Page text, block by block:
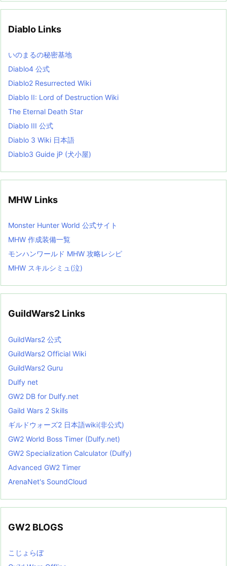
e
i
s
t
Diablo Links
いのまるの秘密基地
Diablo4 公式
Diablo2 Resurrected Wiki
Diablo II: Lord of Destruction Wiki
The Eternal Death Star
Diablo III 公式
Diablo 3 Wiki 日本語
Diablo3 Guide jP (犬小屋)
MHW Links
Monster Hunter World 公式サイト
MHW 作成装備一覧
モンハンワールド MHW 攻略レシピ
MHW スキルシミュ(泣)
GuildWars2 Links
GuildWars2 公式
GuildWars2 Official Wiki
GuildWars2 Guru
Dulfy net
GW2 DB for Dulfy.net
Gaild Wars 2 Skills
ギルドウォーズ2 日本語wiki(非公式)
GW2 World Boss Timer (Dulfy.net)
GW2 Specialization Calculator (Dulfy)
Advanced GW2 Timer
ArenaNet's SoundCloud
GW2 BLOGS
こじょらぼ